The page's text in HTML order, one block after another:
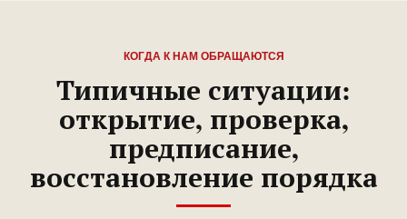
КОГДА К НАМ ОБРАЩАЮТСЯ
Типичные ситуации:
открытие, проверка,
предписание,
восстановление порядка